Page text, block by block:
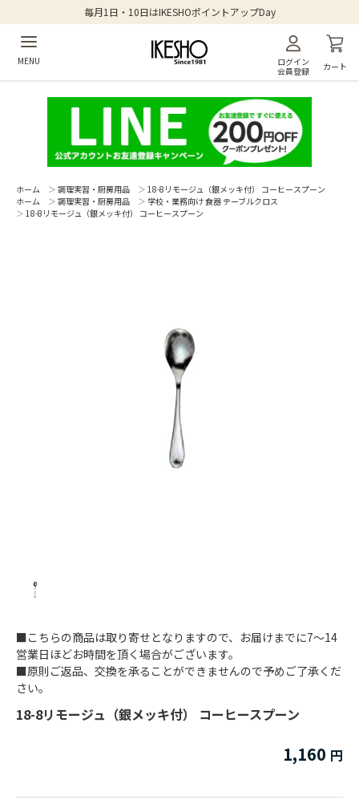
毎月1日・10日はIKESHOポイントアップDay
MENU
ログイン
会員登録
カート
ホーム ＞ 調理実習・厨房用品 ＞ 18-8リモージュ（銀メッキ付） コーヒースプーン
ホーム
＞ 調理実習・厨房用品 ＞ 学校・業務向け 食器 テーブルクロス
＞ 18-8リモージュ（銀メッキ付） コーヒースプーン
18-8リモージュ（銀メッキ付） コーヒースプーン
1,160
■こちらの商品は取り寄せとなりますので、お届けまでに7～14
営業日ほどお時間を頂く場合がございます。
■原則ご返品、交換を承ることができませんので予めご了承くだ
さい。